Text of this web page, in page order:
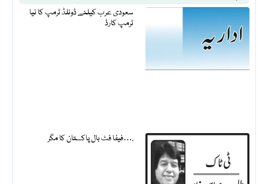
سعودی عرب کیلئے ڈونلڈ ٹرمپ کا نیا
ٹرمپ کارڈ
فیفا فٹ بال پاکستان کا مگر….